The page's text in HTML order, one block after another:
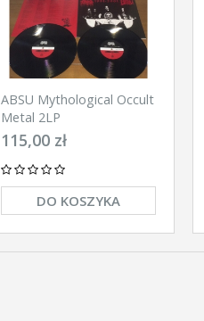
ABSU Mythological Occult
Metal 2LP
115,00 zł
DO KOSZYKA